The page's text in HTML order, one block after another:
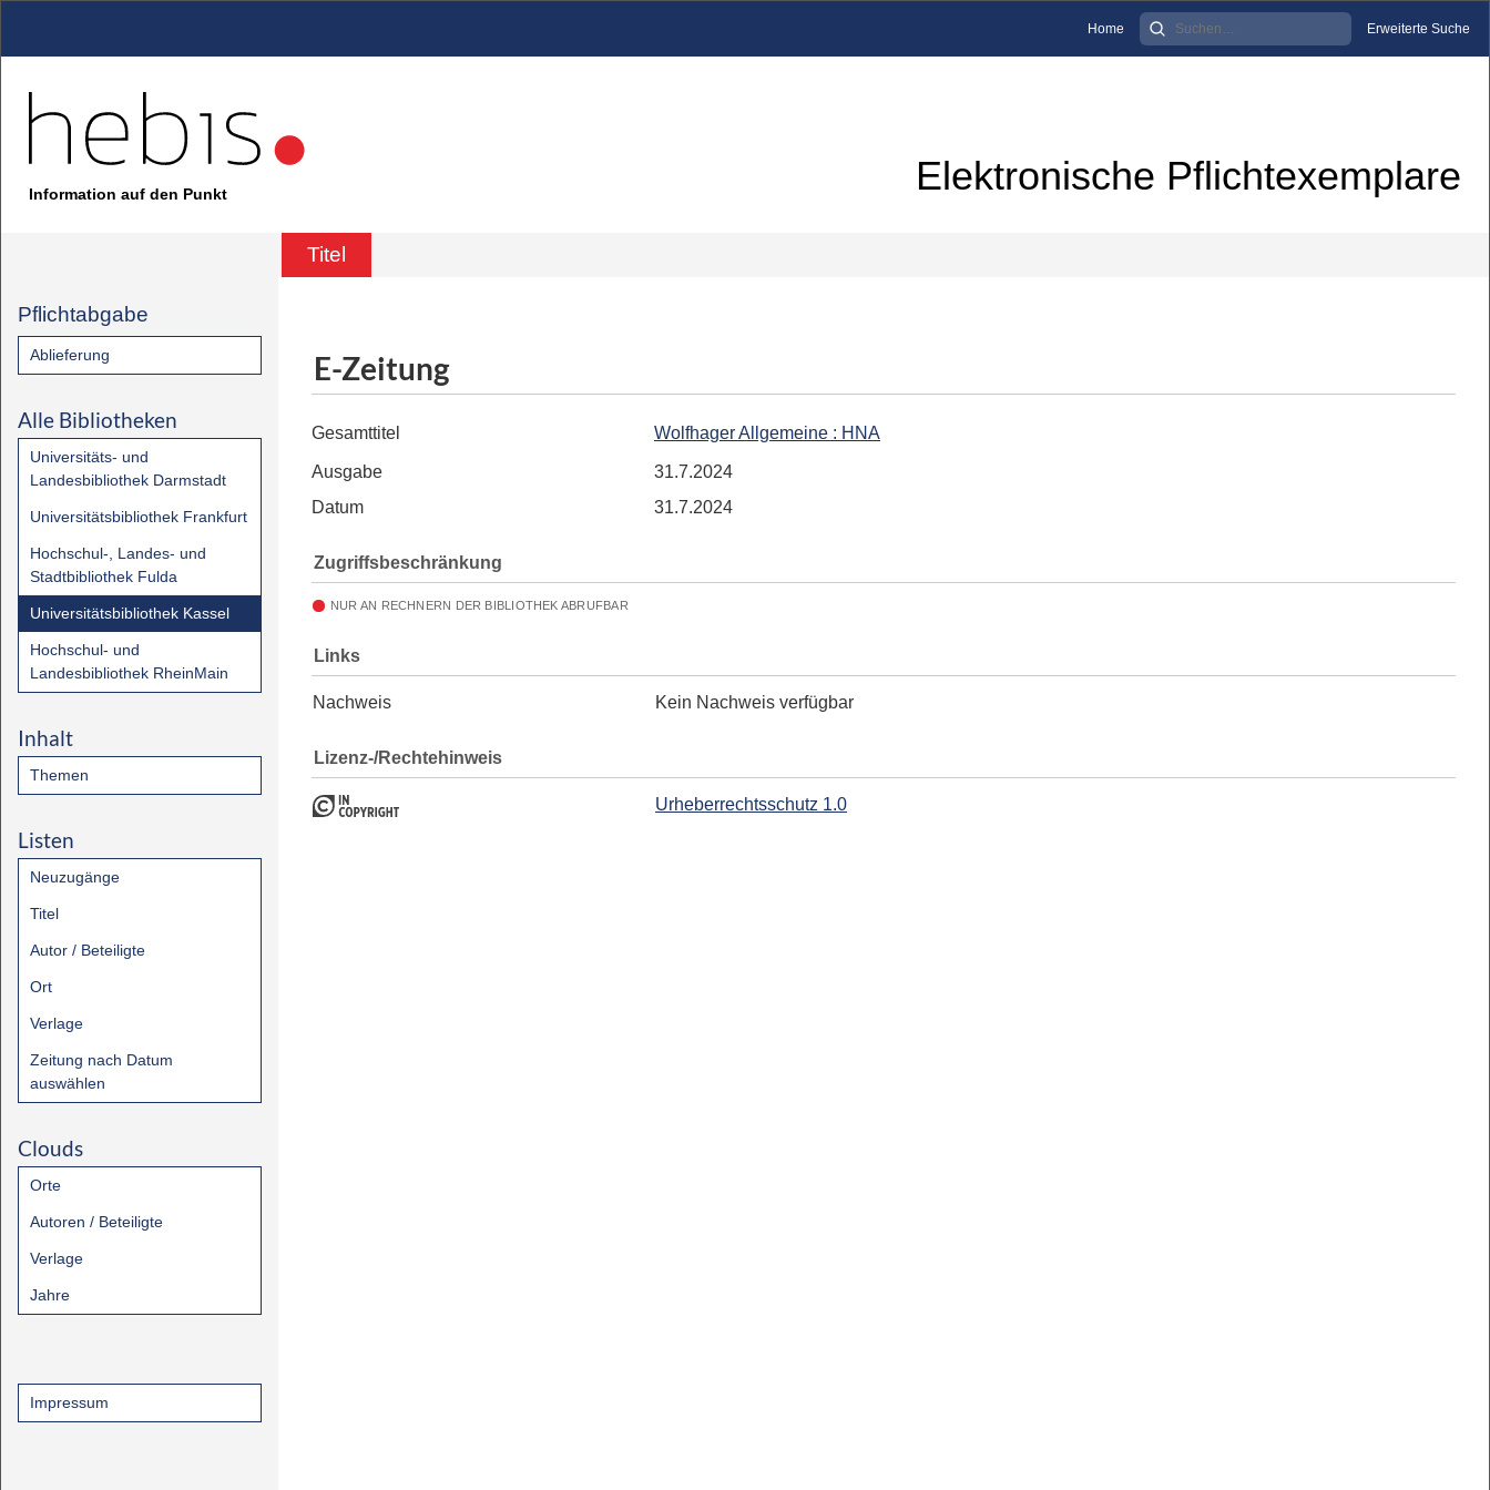
Home Erweiterte Suche
Information auf den Punkt Elektronische Pflichtexemplare
Titel
Pflichtabgabe
Ablieferung
Alle Bibliotheken
Universitäts- und
Landesbibliothek Darmstadt
Universitätsbibliothek Frankfurt
Hochschul-, Landes- und
Stadtbibliothek Fulda
Universitätsbibliothek Kassel
Hochschul- und
Landesbibliothek RheinMain
Inhalt
Themen
Listen
Neuzugänge
Titel
Autor / Beteiligte
Ort
Verlage
Zeitung nach Datum
auswählen
Clouds
Orte
Autoren / Beteiligte
Verlage
Jahre
Impressum
E-Zeitung
Gesamttitel Wolfhager Allgemeine : HNA
Ausgabe
31.7.2024
Datum
31.7.2024
Zugriffsbeschränkung
NUR AN RECHNERN DER BIBLIOTHEK ABRUFBAR
Links
Nachweis Kein Nachweis verfügbar
Lizenz-/Rechtehinweis
Urheberrechtsschutz 1.0